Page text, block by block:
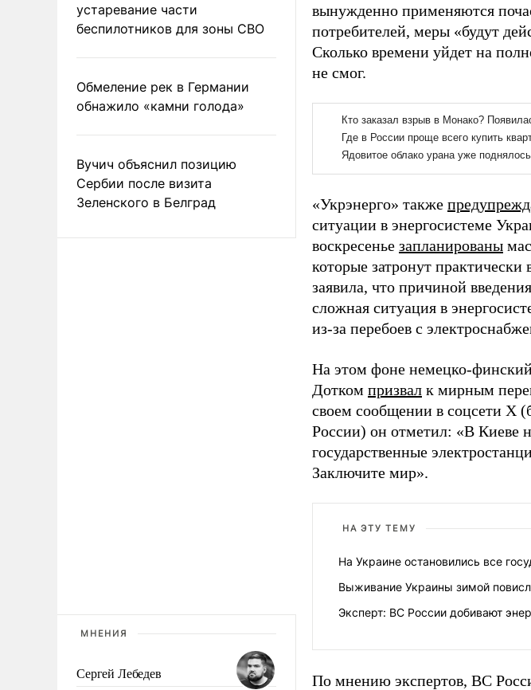
устаревание части
беспилотников для зоны СВО
Обмеление рек в Германии
обнажило «камни голода»
Вучич объяснил позицию
Сербии после визита
Зеленского в Белград
МНЕНИЯ
Сергей Лебедев
вынужденно применяются
потребителей, меры «будут
Сколько времени уйдет на
не смог.
«Укрэнерго» также
ситуации в энергосистеме
воскресенье запланированы
которые затронут
заявила, что причиной
сложная ситуация в
из-за перебоев с
На этом фоне немецко-
Дотком призвал к мирным
своем сообщении в соцсети Х
России) он отметил: «В Киеве
государственные
Заключите мир».
НА ЭТУ ТЕМУ
На Украине остановились все
Выживание Украины зимой
Эксперт: ВС России добивают
По мнению экспертов, ВС